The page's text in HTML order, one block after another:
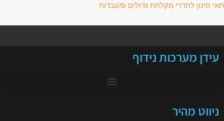
תאי סינון לחדרי מקלחת גדולים ומעבדות
עידן מערכות נידוף
ניווט מהיר